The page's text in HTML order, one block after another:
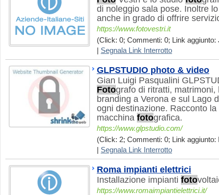
di noleggio sala pose. Inoltre
anche in grado di offrire
https://www.fotovestri.it
(Click: 0; Commenti: 0; Link aggiunto:
Segnala Link Interrotto
GLPSTUDIO photo & video
Gian Luigi Pasqualini
Fotografo di ritratti,
branding a Verona e sul Lago
ogni destinazione. Racconto
macchina fotografica.
https://www.glpstudio.com/
(Click: 2; Commenti: 0; Link aggiunto:
Segnala Link Interrotto
Roma impianti elettrici
Installazione impianti foto
https://www.romaimpiantielettrici.it/